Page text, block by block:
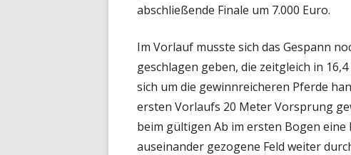
abschließende Finale um 7.000 Euro.
Im Vorlauf musste sich das Gespann
geschlagen geben, die zeitgleich in
sich um die gewinnreicheren Pferde
ersten Vorlaufs 20 Meter Vorsprung
beim gültigen Ab im ersten Bogen
auseinander gezogene Feld weiter